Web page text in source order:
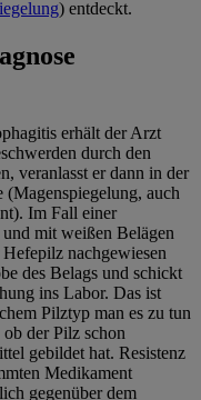
) entdeckt.
erhält der Arzt
durch den
veranlasst er dann in der
(Magenspiegelung, auch
Im Fall einer
mit weißen Belägen
nachgewiesen
des Belags und schickt
ins Labor. Das ist
Pilztyp man es zu tun
der Pilz schon
gebildet hat. Resistenz
Medikament
gegenüber dem